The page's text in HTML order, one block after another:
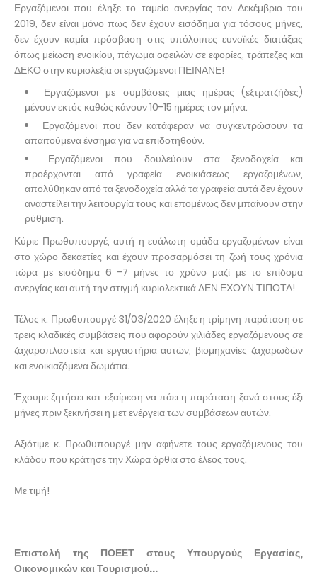
Εργαζόμενοι που έληξε το ταμείο ανεργίας τον Δεκέμβριο του
2019, δεν είναι μόνο πως δεν έχουν εισόδημα για τόσους μήνες,
δεν έχουν καμία πρόσβαση στις υπόλοιπες ευνοϊκές διατάξεις
όπως μείωση ενοικίου, πάγωμα οφειλών σε εφορίες, τράπεζες και
ΔΕΚΟ στην κυριολεξία οι εργαζόμενοι ΠΕΙΝΑΝΕ!
Εργαζόμενοι με συμβάσεις μιας ημέρας (εξτρατζήδες)
μένουν εκτός καθώς κάνουν 10-15 ημέρες τον μήνα.
Εργαζόμενοι που δεν κατάφεραν να συγκεντρώσουν τα
απαιτούμενα ένσημα για να επιδοτηθούν.
Εργαζόμενοι που δουλεύουν στα ξενοδοχεία και
προέρχονται από γραφεία ενοικιάσεως εργαζομένων,
απολύθηκαν από τα ξενοδοχεία αλλά τα γραφεία αυτά δεν έχουν
αναστείλει την λειτουργία τους και επομένως δεν μπαίνουν στην
ρύθμιση.
Κύριε Πρωθυπουργέ, αυτή η ευάλωτη ομάδα εργαζομένων είναι
στο χώρο δεκαετίες και έχουν προσαρμόσει τη ζωή τους χρόνια
τώρα με εισόδημα 6 -7 μήνες το χρόνο μαζί με το επίδομα
ανεργίας και αυτή την στιγμή κυριολεκτικά ΔΕΝ ΕΧΟΥΝ ΤΙΠΟΤΑ!
Τέλος κ. Πρωθυπουργέ 31/03/2020 έληξε η τρίμηνη παράταση σε
τρεις κλαδικές συμβάσεις που αφορούν χιλιάδες εργαζόμενους σε
ζαχαροπλαστεία και εργαστήρια αυτών, βιομηχανίες ζαχαρωδών
και ενοικιαζόμενα δωμάτια.
Έχουμε ζητήσει κατ εξαίρεση να πάει η παράταση ξανά στους έξι
μήνες πριν ξεκινήσει η μετ ενέργεια των συμβάσεων αυτών.
Αξιότιμε κ. Πρωθυπουργέ μην αφήνετε τους εργαζόμενους του
κλάδου που κράτησε την Χώρα όρθια στο έλεος τους.
Με τιμή!
Επιστολή της ΠΟΕΕΤ στους Υπουργούς Εργασίας,
Οικονομικών και Τουρισμού...